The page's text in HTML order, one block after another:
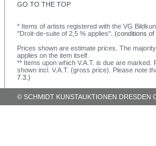
GO TO THE TOP
* Items of artists registered with the VG
"Droit-de-suite of 2,5 % applies". (conditions of
Prices shown are estimate prices. The
applies on the item itself.
** Items upon which V.A.T. is due are
shown incl. V.A.T. (gross price). Please note
7.3.)
© SCHMIDT KUNSTAUKTIONEN DRESDEN